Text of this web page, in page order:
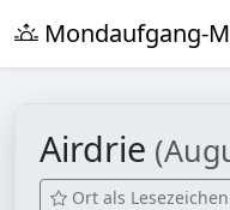
Mondaufgang-
Airdrie
Ort als